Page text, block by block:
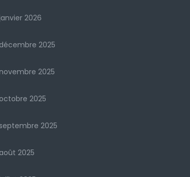
janvier 2026
décembre 2025
novembre 2025
octobre 2025
septembre 2025
août 2025